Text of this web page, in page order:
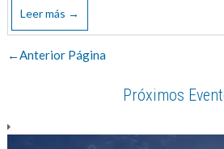
Leer más →
←Anterior Página
Próximos